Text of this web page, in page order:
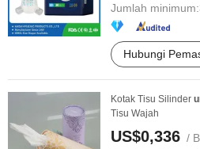
Jumlah minimum:
Hubungi
Kotak Tisu Silinder
Tisu Wajah
US$0,336 /